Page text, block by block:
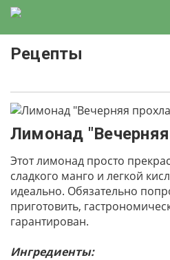
Рецепты
Лимонад
Этот лимонад просто
сладкого манго и легкой
идеально. Обязательно
приготовить,
гарантирован.
Ингредиенты: